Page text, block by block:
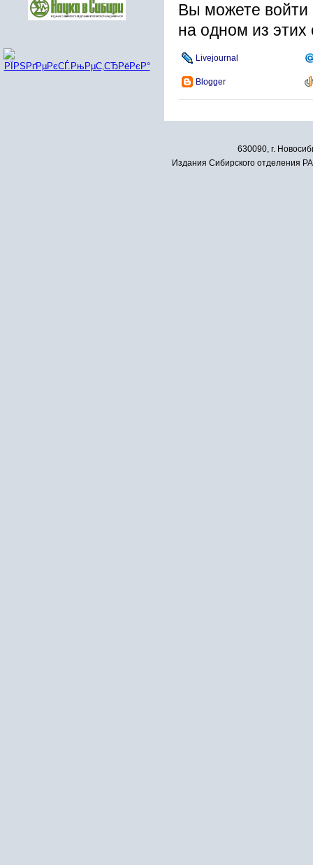
Вы можете войти
на одном из этих
Livejournal
Blogger
630090, г.
Издания Сибирского отделения